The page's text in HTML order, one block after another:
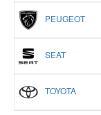
PEUGEOT
SEAT
TOYOTA